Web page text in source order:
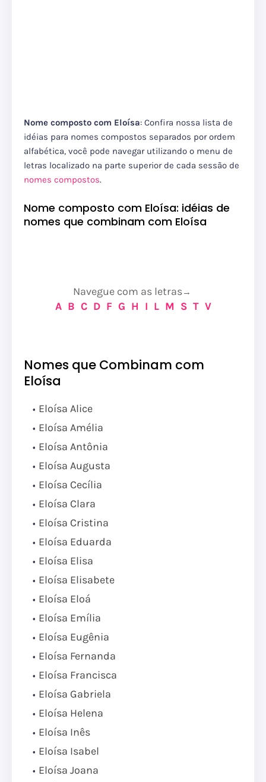
Nome composto com Eloísa: Confira nossa lista de
idéias para nomes compostos separados por ordem
alfabética, você pode navegar utilizando o menu de
letras localizado na parte superior de cada sessão de
nomes compostos.
Nome composto com Eloísa: idéias de
nomes que combinam com Eloísa
Navegue com as letras→
A B C D F G H I L M S T V
Nomes que Combinam com
Eloísa
Eloísa Alice
Eloísa Amélia
Eloísa Antônia
Eloísa Augusta
Eloísa Cecília
Eloísa Clara
Eloísa Cristina
Eloísa Eduarda
Eloísa Elisa
Eloísa Elisabete
Eloísa Eloá
Eloísa Emília
Eloísa Eugênia
Eloísa Fernanda
Eloísa Francisca
Eloísa Gabriela
Eloísa Helena
Eloísa Inês
Eloísa Isabel
Eloísa Joana